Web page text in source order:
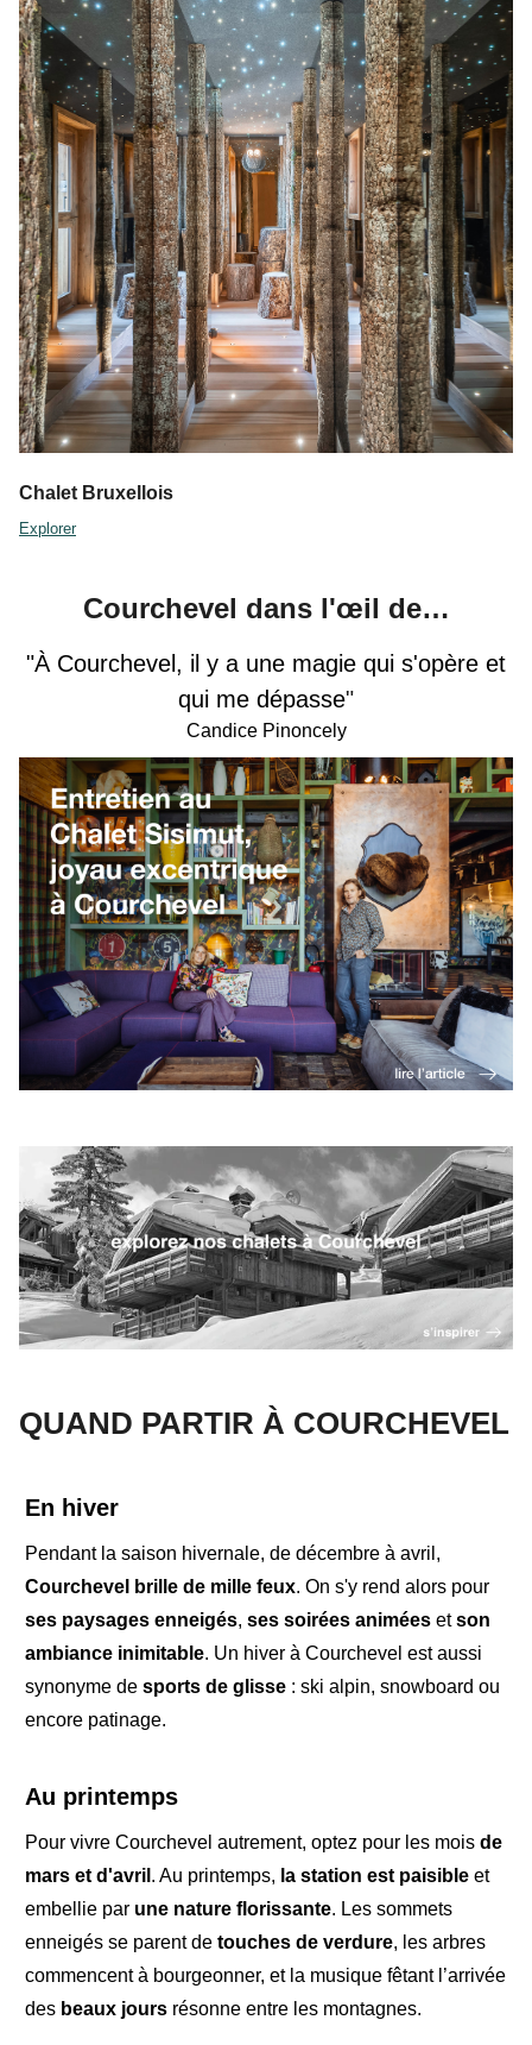
Chalet Bruxellois
Explorer
Courchevel dans l'œil de…
"À Courchevel, il y a une magie qui s'opère et
qui me dépasse"
Candice Pinoncely
QUAND PARTIR À COURCHEVEL
En hiver
Pendant la saison hivernale, de décembre à avril ,
Courchevel brille de mille feux. On s'y rend alors pour
ses paysages enneigés, ses soirées animées etson
ambiance inimitable. Un hiver à Courchevel estaussi
synonyme de sports de glisse : ski alpin, snowboard ou
encore patinage.
Au printemps
Pour vivre Courchevel autrement, optez pour les mois de
mars et d'avril . Au printemps, la station est paisible et
embellie par une nature florissante. Les sommets
enneigés se parent de touches de verdure, les arbres
commencent à bourgeonner, et la musique fêtant l’arrivée
des beaux jours résonne entre les montagnes.